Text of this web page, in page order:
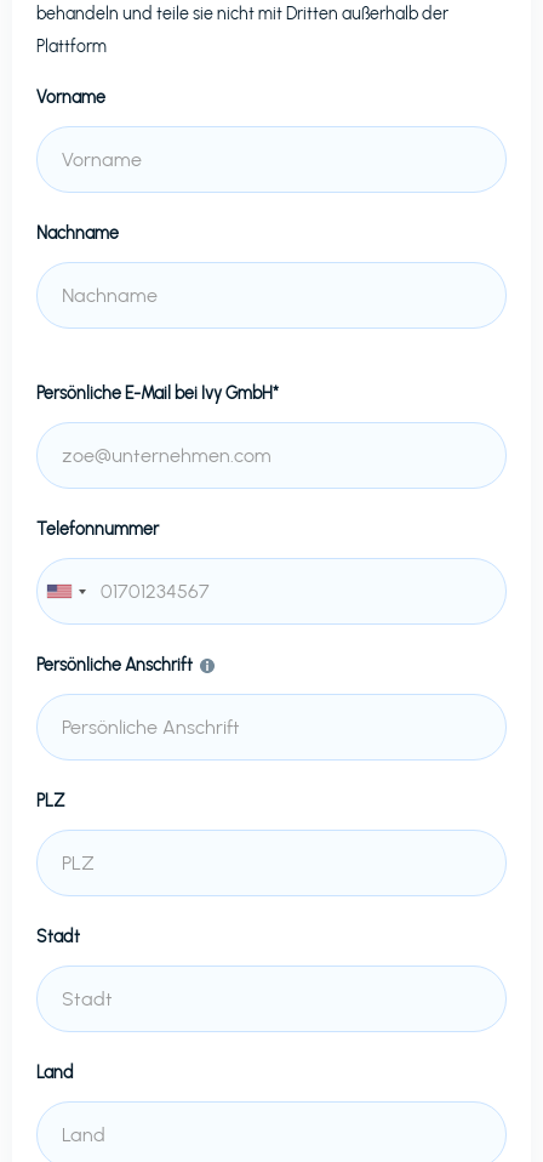
behandeln und teile sie nicht mit Dritten außerhalb der
Plattform
Vorname
Nachname
Persönliche E-Mail bei Ivy GmbH*
Telefonnummer
Persönliche Anschrift
PLZ
Stadt
Land